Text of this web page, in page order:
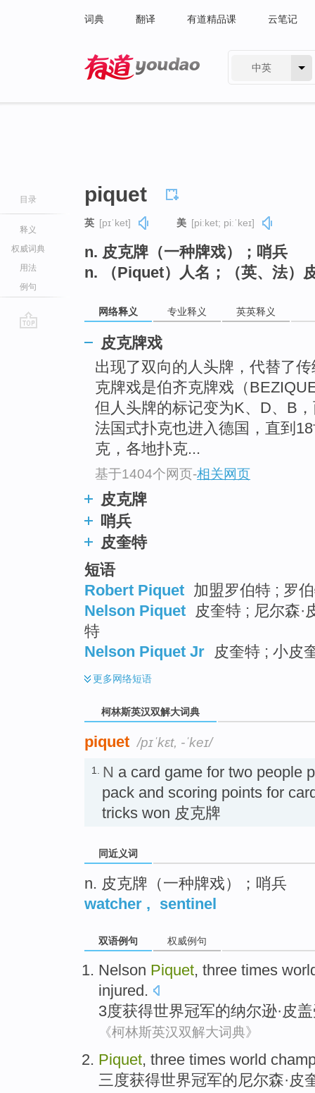
词典 翻译 有道精品课 云笔记
中英
目录
释义
权威词典
用法
例句
piquet
英 [pɪˈket] 美 [piːket; piːˈkeɪ]
n. 皮克牌（一种牌戏）；哨兵
n. （Piquet）人名；（英、法）
网络释义 专业释义 英英释义
皮克牌戏
出现了双向的人头牌，代替了
克牌戏是伯齐克牌戏（
但人头牌的标记变为K、D、B
法国式扑克也进入德国，直到
克，各地扑克...
基于1404个网页-相关网页
皮克牌
哨兵
皮奎特
短语
Robert Piquet 加盟罗伯特 ; 罗
Nelson Piquet
皮奎特 ; 尼尔森·
特
Nelson Piquet Jr
皮奎特 ; 小皮
更多网络短语
柯林斯英汉双解大词典
piquet /pɪˈkɛt, -ˈkeɪ/
1. N a card game for two people
pack and scoring points for
tricks won 皮克牌
同近义词
n. 皮克牌（一种牌戏）；哨兵
watcher , sentinel
双语例句 权威例句
Nelson Piquet, three times
injured .
3度获得世界冠军的纳尔逊·皮盖
《柯林斯英汉双解大词典》
Piquet, three times world
三度获得世界冠军的尼尔森·皮